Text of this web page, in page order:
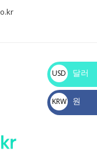
USD
$
달러
KRW
₩
원